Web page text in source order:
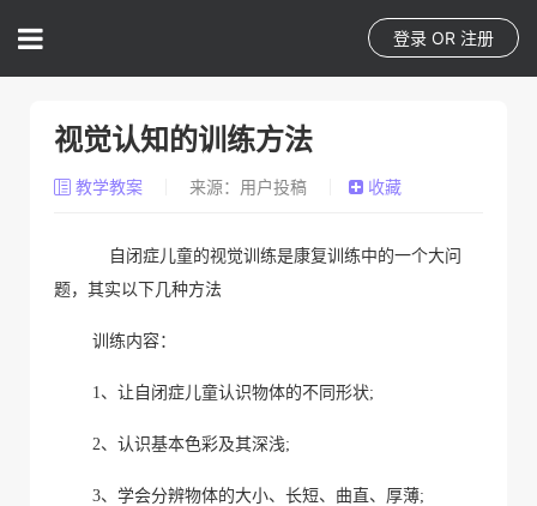
登录 OR 注册
视觉认知的训练方法
教学教案 来源：用户投稿 收藏
自闭症儿童的视觉训练是康复训练中的一个大问
题，其实以下几种方法
训练内容：
1、让自闭症儿童认识物体的不同形状;
2、认识基本色彩及其深浅;
3、学会分辨物体的大小、长短、曲直、厚薄;